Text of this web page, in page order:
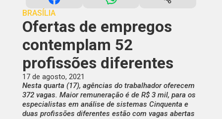
BRASÍLIA
Ofertas de empregos
contemplam 52
profissões diferentes
17 de agosto, 2021
Nesta quarta (17), agências do trabalhador oferecem
372 vagas. Maior remuneração é de R$ 3 mil, para os
especialistas em análise de sistemas Cinquenta e
duas profissões diferentes estão com vagas abertas